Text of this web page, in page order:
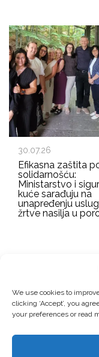
We use cookies to
clicking ‘Accept’, you
your preferences or read
30.07.26
Efikasna zaštita
solidarnošću:
Ministarstvo i
kuće sarađuju na
unapređenju
žrtve nasilja u
EMAIL ADDRESS
© Copyright, 2026 .